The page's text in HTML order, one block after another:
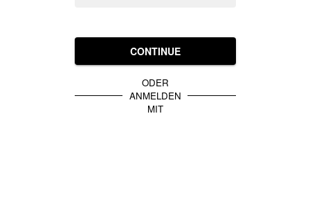
CONTINUE
ODER
ANMELDEN
MIT